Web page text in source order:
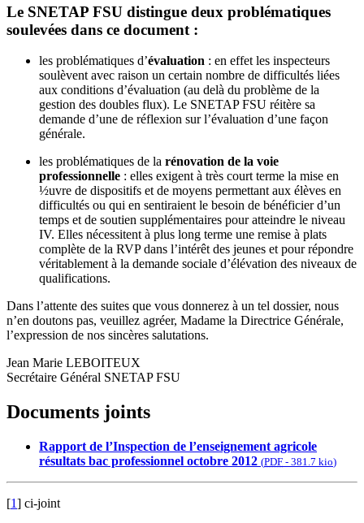
Le SNETAP FSU distingue deux problématiques
soulevées dans ce document :
les problématiques d’évaluation : en effet les inspecteurs
soulèvent avec raison un certain nombre de difficultés liées
aux conditions d’évaluation (au delà du problème de la
gestion des doubles flux). Le SNETAP FSU réitère sa
demande d’une de réflexion sur l’évaluation d’une façon
générale.
les problématiques de la rénovation de la voie
professionnelle : elles exigent à très court terme la mise en
½uvre de dispositifs et de moyens permettant aux élèves en
difficultés ou qui en sentiraient le besoin de bénéficier d’un
temps et de soutien supplémentaires pour atteindre le niveau
IV. Elles nécessitent à plus long terme une remise à plats
complète de la RVP dans l’intérêt des jeunes et pour répondre
véritablement à la demande sociale d’élévation des niveaux de
qualifications.
Dans l’attente des suites que vous donnerez à un tel dossier, nous
n’en doutons pas, veuillez agréer, Madame la Directrice Générale,
l’expression de nos sincères salutations.
Jean Marie LEBOITEUX
Secrétaire Général SNETAP FSU
Documents joints
Rapport de l’Inspection de l’enseignement agricole
résultats bac professionnel octobre 2012 (PDF - 381.7 kio)
[1] ci-joint